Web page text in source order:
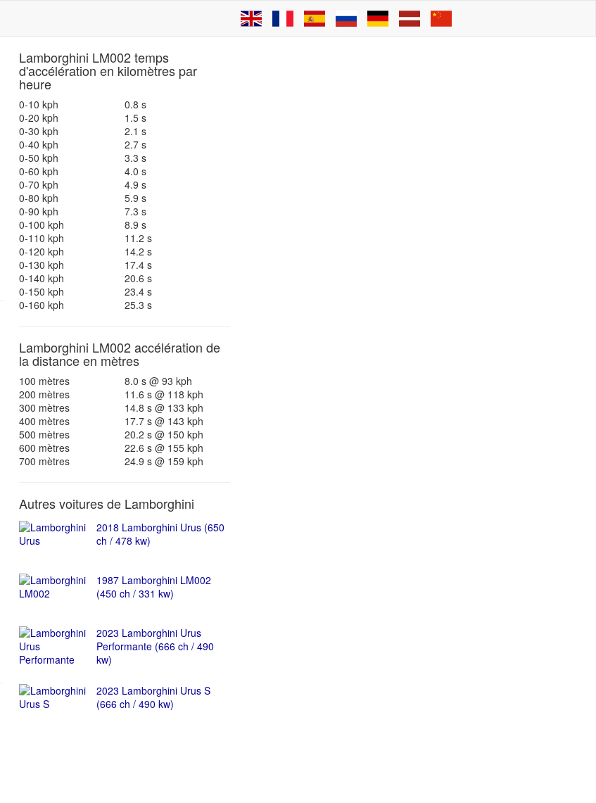
Lamborghini LM002 temps
d'accélération en kilomètres par
heure
0-10 kph
0.8 s
0-20 kph
1.5 s
0-30 kph
2.1 s
0-40 kph
2.7 s
0-50 kph
3.3 s
0-60 kph
4.0 s
0-70 kph
4.9 s
0-80 kph
5.9 s
0-90 kph
7.3 s
0-100 kph
8.9 s
0-110 kph
11.2 s
0-120 kph
14.2 s
0-130 kph
17.4 s
0-140 kph
20.6 s
0-150 kph
23.4 s
0-160 kph
25.3 s
Lamborghini LM002 accélération de
la distance en mètres
100 mètres
8.0 s @ 93 kph
200 mètres
11.6 s @ 118 kph
300 mètres
14.8 s @ 133 kph
400 mètres
17.7 s @ 143 kph
500 mètres
20.2 s @ 150 kph
600 mètres
22.6 s @ 155 kph
700 mètres
24.9 s @ 159 kph
Autres voitures de Lamborghini
2018 Lamborghini Urus (650
ch / 478 kw)
1987 Lamborghini LM002
(450 ch / 331 kw)
2023 Lamborghini Urus
Performante (666 ch / 490
kw)
2023 Lamborghini Urus S
(666 ch / 490 kw)